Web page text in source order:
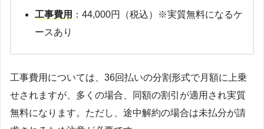
工事費用 ：44,000円（税込）※実質無料になるケ
ースあり
工事費用については、36回払いの分割形式で月額に上乗
せされますが、多くの場合、同額の割引が適用され実質
無料になります。ただし、途中解約の場合は未払分が請